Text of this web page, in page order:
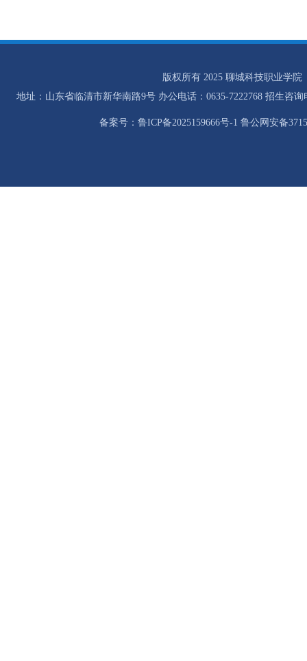
版权所有 2025 聊城科技职业学院
地址：山东省临清市新华南路9号 办公电话：0635-7222768 招生咨询
备案号：鲁ICP备2025159666号-1 鲁公网安备